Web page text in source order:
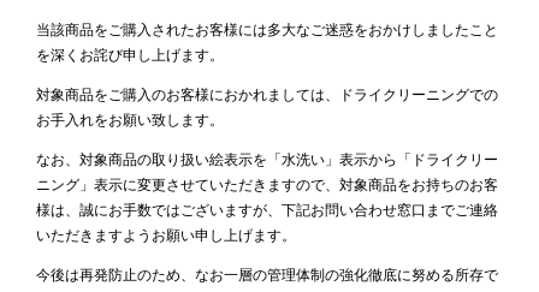
当該商品をご購入されたお客様には多大なご迷惑をおかけしましたこと
を深くお詫び申し上げます。
対象商品をご購入のお客様におかれましては、ドライクリーニングでの
お手入れをお願い致します。
なお、対象商品の取り扱い絵表示を「水洗い」表示から「ドライクリー
ニング」表示に変更させていただきますので、対象商品をお持ちのお客
様は、誠にお手数ではございますが、下記お問い合わせ窓口までご連絡
いただきますようお願い申し上げます。
今後は再発防止のため、なお一層の管理体制の強化徹底に努める所存で